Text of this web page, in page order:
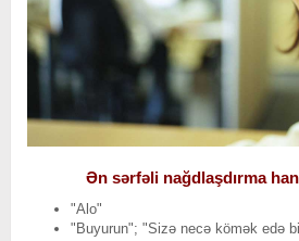
Ən sərfəli nağdlaşdırma
"Alo"
"Buyurun"; "Sizə necə kömək edə